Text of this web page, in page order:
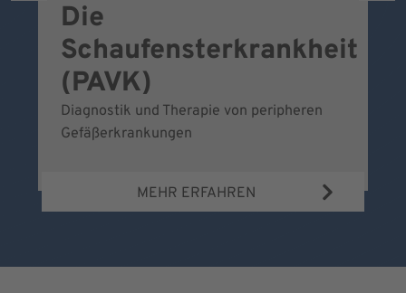
Die
Schaufensterkrankheit
(PAVK)
Diagnostik und Therapie von peripheren
Gefäßerkrankungen
MEHR ERFAHREN